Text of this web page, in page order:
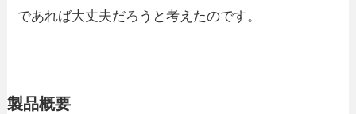
であれば大丈夫だろうと考えたのです。
製品概要